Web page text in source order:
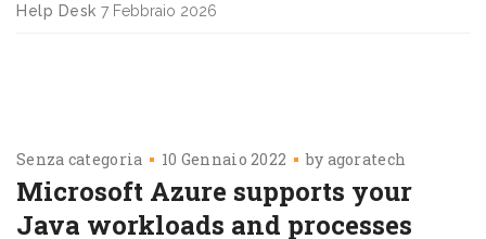
Help Desk 7 Febbraio 2026
Senza categoria 10 Gennaio 2022 by agoratech
Microsoft Azure supports your
Java workloads and processes